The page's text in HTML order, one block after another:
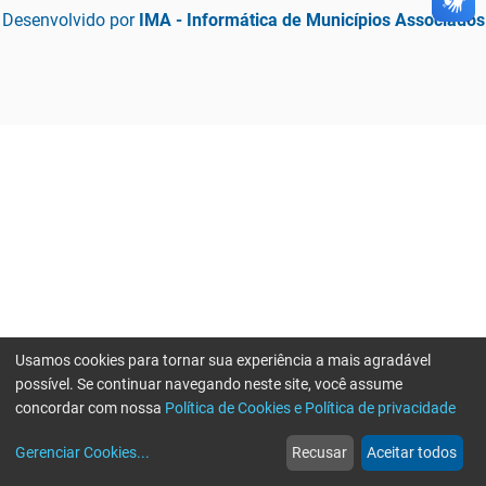
Desenvolvido por IMA - Informática de Municípios Associados
web
Notícias
more_horiz
Mais
Usamos cookies para tornar sua experiência a mais agradável
possível. Se continuar navegando neste site, você assume
concordar com nossa Política de Cookies e Política de privacidade
Gerenciar Cookies... Recusar Aceitar todos